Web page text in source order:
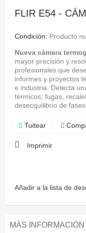
FLIR E54 -
Condición: Producto
Nueva cámara
mayor precisión y
profesionales que
informes y proyectos
e industria. Detecta
térmicos, fugas,
desecquilibrio de
Tuitear
Imprimir
Añadir a la lista de
MÁS INFORMACIÓN